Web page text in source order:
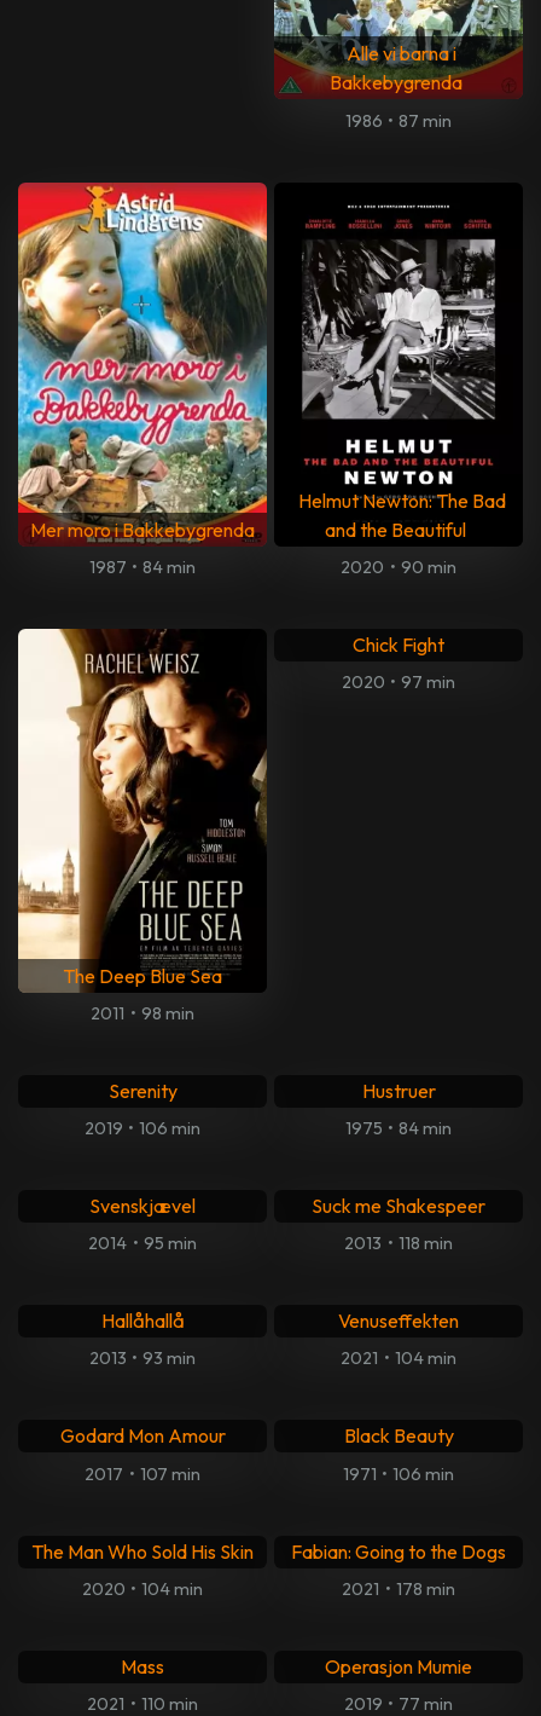
Alle vi barna i
Bakkebygrenda
1986 • 87 min
Mer moro i Bakkebygrenda
1987 • 84 min
Helmut Newton: The Bad
and the Beautiful
2020 • 90 min
The Deep Blue Sea
2011 • 98 min
Chick Fight
2020 • 97 min
Serenity
2019 • 106 min
Hustruer
1975 • 84 min
Svenskjævel
2014 • 95 min
Suck me Shakespeer
2013 • 118 min
Hallåhallå
2013 • 93 min
Venuseffekten
2021 • 104 min
Godard Mon Amour
2017 • 107 min
Black Beauty
1971 • 106 min
The Man Who Sold His Skin
2020 • 104 min
Fabian: Going to the Dogs
2021 • 178 min
Mass
2021 • 110 min
Operasjon Mumie
2019 • 77 min